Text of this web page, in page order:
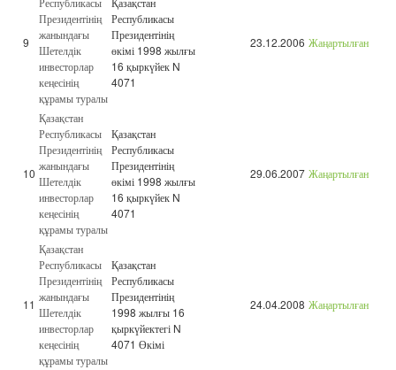
9
Президентінің
жанындағы
Шетелдік
инвесторлар
кеңесінің
құрамы туралы
Республикасы
Президентінің
өкімі 1998 жылғы
16 қыркүйек N
4071
23.12.2006 Жаңартылған
10
Қазақстан
Республикасы
Президентінің
жанындағы
Шетелдік
инвесторлар
кеңесінің
құрамы туралы
Қазақстан
Республикасы
Президентінің
өкімі 1998 жылғы
16 қыркүйек N
4071
29.06.2007 Жаңартылған
11
Қазақстан
Республикасы
Президентінің
жанындағы
Шетелдік
инвесторлар
кеңесінің
құрамы туралы
Қазақстан
Республикасы
Президентінің
1998 жылғы 16
қыркүйектегі N
4071 Өкімі
24.04.2008 Жаңартылған